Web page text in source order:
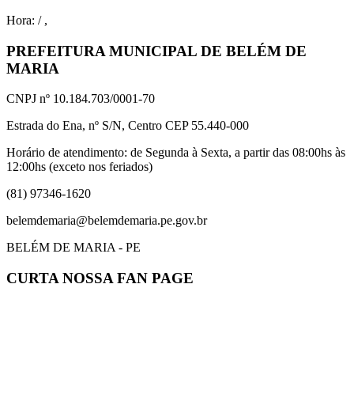
Hora: / ,
PREFEITURA MUNICIPAL DE BELÉM DE
MARIA
CNPJ nº 10.184.703/0001-70
Estrada do Ena, nº S/N, Centro CEP 55.440-000
Horário de atendimento: de Segunda à Sexta, a partir das 08:00hs às
12:00hs (exceto nos feriados)
(81) 97346-1620
belemdemaria@belemdemaria.pe.gov.br
BELÉM DE MARIA - PE
CURTA NOSSA FAN PAGE